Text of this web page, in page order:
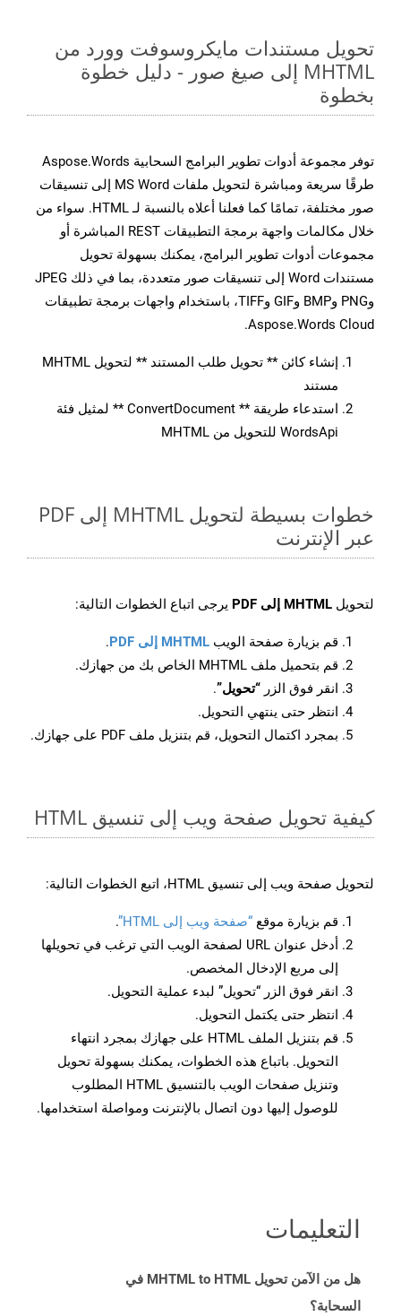
تحويل مستندات مايكروسوفت وورد من
MHTML إلى صيغ صور - دليل خطوة
بخطوة
توفر مجموعة أدوات تطوير البرامج السحابية Aspose.Words
طرقًا سريعة ومباشرة لتحويل ملفات MS Word إلى تنسيقات
صور مختلفة، تمامًا كما فعلنا أعلاه بالنسبة لـ HTML. سواء من
خلال مكالمات واجهة برمجة التطبيقات REST المباشرة أو
مجموعات أدوات تطوير البرامج، يمكنك بسهولة تحويل
مستندات Word إلى تنسيقات صور متعددة، بما في ذلك JPEG
وPNG وBMP وGIF وTIFF، باستخدام واجهات برمجة تطبيقات
Aspose.Words Cloud.
إنشاء كائن ** تحويل طلب المستند ** لتحويل MHTML
مستند
استدعاء طريقة ** ConvertDocument ** لمثيل فئة
WordsApi للتحويل من MHTML
خطوات بسيطة لتحويل MHTML إلى PDF
عبر الإنترنت
لتحويل MHTML إلى PDF يرجى اتباع الخطوات التالية:
قم بزيارة صفحة الويب MHTML إلى PDF
.
قم بتحميل ملف MHTML الخاص بك من جهازك.
انقر فوق الزر “تحويل”.
انتظر حتى ينتهي التحويل.
بمجرد اكتمال التحويل، قم بتنزيل ملف PDF على جهازك.
كيفية تحويل صفحة ويب إلى تنسيق HTML
لتحويل صفحة ويب إلى تنسيق HTML، اتبع الخطوات التالية:
قم بزيارة موقع “صفحة ويب إلى HTML”
.
أدخل عنوان URL لصفحة الويب التي ترغب في تحويلها
إلى مربع الإدخال المخصص.
انقر فوق الزر “تحويل” لبدء عملية التحويل.
انتظر حتى يكتمل التحويل.
قم بتنزيل الملف HTML على جهازك بمجرد انتهاء
التحويل. باتباع هذه الخطوات، يمكنك بسهولة تحويل
وتنزيل صفحات الويب بالتنسيق HTML المطلوب
للوصول إليها دون اتصال بالإنترنت ومواصلة استخدامها.
التعليمات
هل من الآمن تحويل MHTML to HTML في
السحابة؟